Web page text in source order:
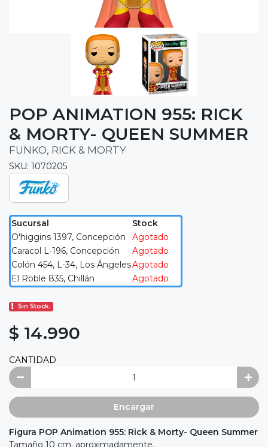
POP ANIMATION 955: RICK
& MORTY- QUEEN SUMMER
FUNKO, RICK & MORTY
SKU: 1070205
Sucursal
Stock
O'higgins 1397, Concepción
Agotado
Caracol L-196, Concepción
Agotado
Colón 454, L-34, Los ÁngelesAgotado
El Roble 835, Chillán
Agotado
Sin Stock.
$ 14.990
CANTIDAD
Encargar
Figura POP Animation 955: Rick & Morty- Queen Summer
Tamaño 10 cm. aproximadamente.